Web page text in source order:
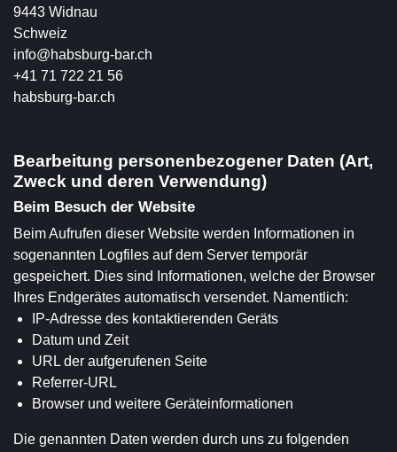
9443 Widnau
Schweiz
info@habsburg-bar.ch
+41 71 722 21 56
habsburg-bar.ch
Bearbeitung personenbezogener Daten (Art,
Zweck und deren Verwendung)
Beim Besuch der Website
Beim Aufrufen dieser Website werden Informationen in
sogenannten Logfiles auf dem Server temporär
gespeichert. Dies sind Informationen, welche der Browser
Ihres Endgerätes automatisch versendet. Namentlich:
IP-Adresse des kontaktierenden Geräts
Datum und Zeit
URL der aufgerufenen Seite
Referrer-URL
Browser und weitere Geräteinformationen
Die genannten Daten werden durch uns zu folgenden